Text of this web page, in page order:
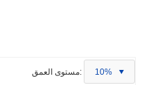
مستوى العمق: 10%